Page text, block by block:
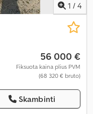
1 / 4
56 000 €
Fiksuota kaina plius PVM
(68 320 € bruto)
Skambinti